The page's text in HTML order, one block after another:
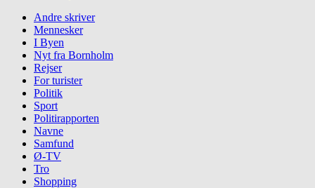
Andre skriver
Mennesker
I Byen
Nyt fra Bornholm
Rejser
For turister
Politik
Sport
Politirapporten
Navne
Samfund
Ø-TV
Tro
Shopping